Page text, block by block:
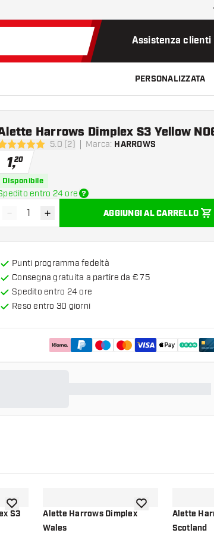
Assistenza clienti
PERSONALIZZATA
stelle di valutazione
5.0 (2) Marca: HARROWS
Harrows Dimplex S3 Yellow
1,20
Disponibile
entro 24 ore
Diminuisci quantità
- Aumenta quantità
+ AGGIUNGI AL CARRELLO
Punti programma fedeltà
Consegna gratuita a partire da € 75
Spedito entro 24 ore
Reso entro 30 giorni
S3
aggiungi alla lista dei desideri
Alette Harrows Dimplex
Wales
aggiungi alla lista
Alette
Scotland